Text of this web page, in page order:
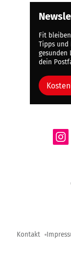
Fit
Tipps und
gesunden
dein
Kontakt